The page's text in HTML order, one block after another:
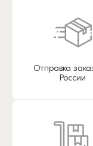
Отправка
России